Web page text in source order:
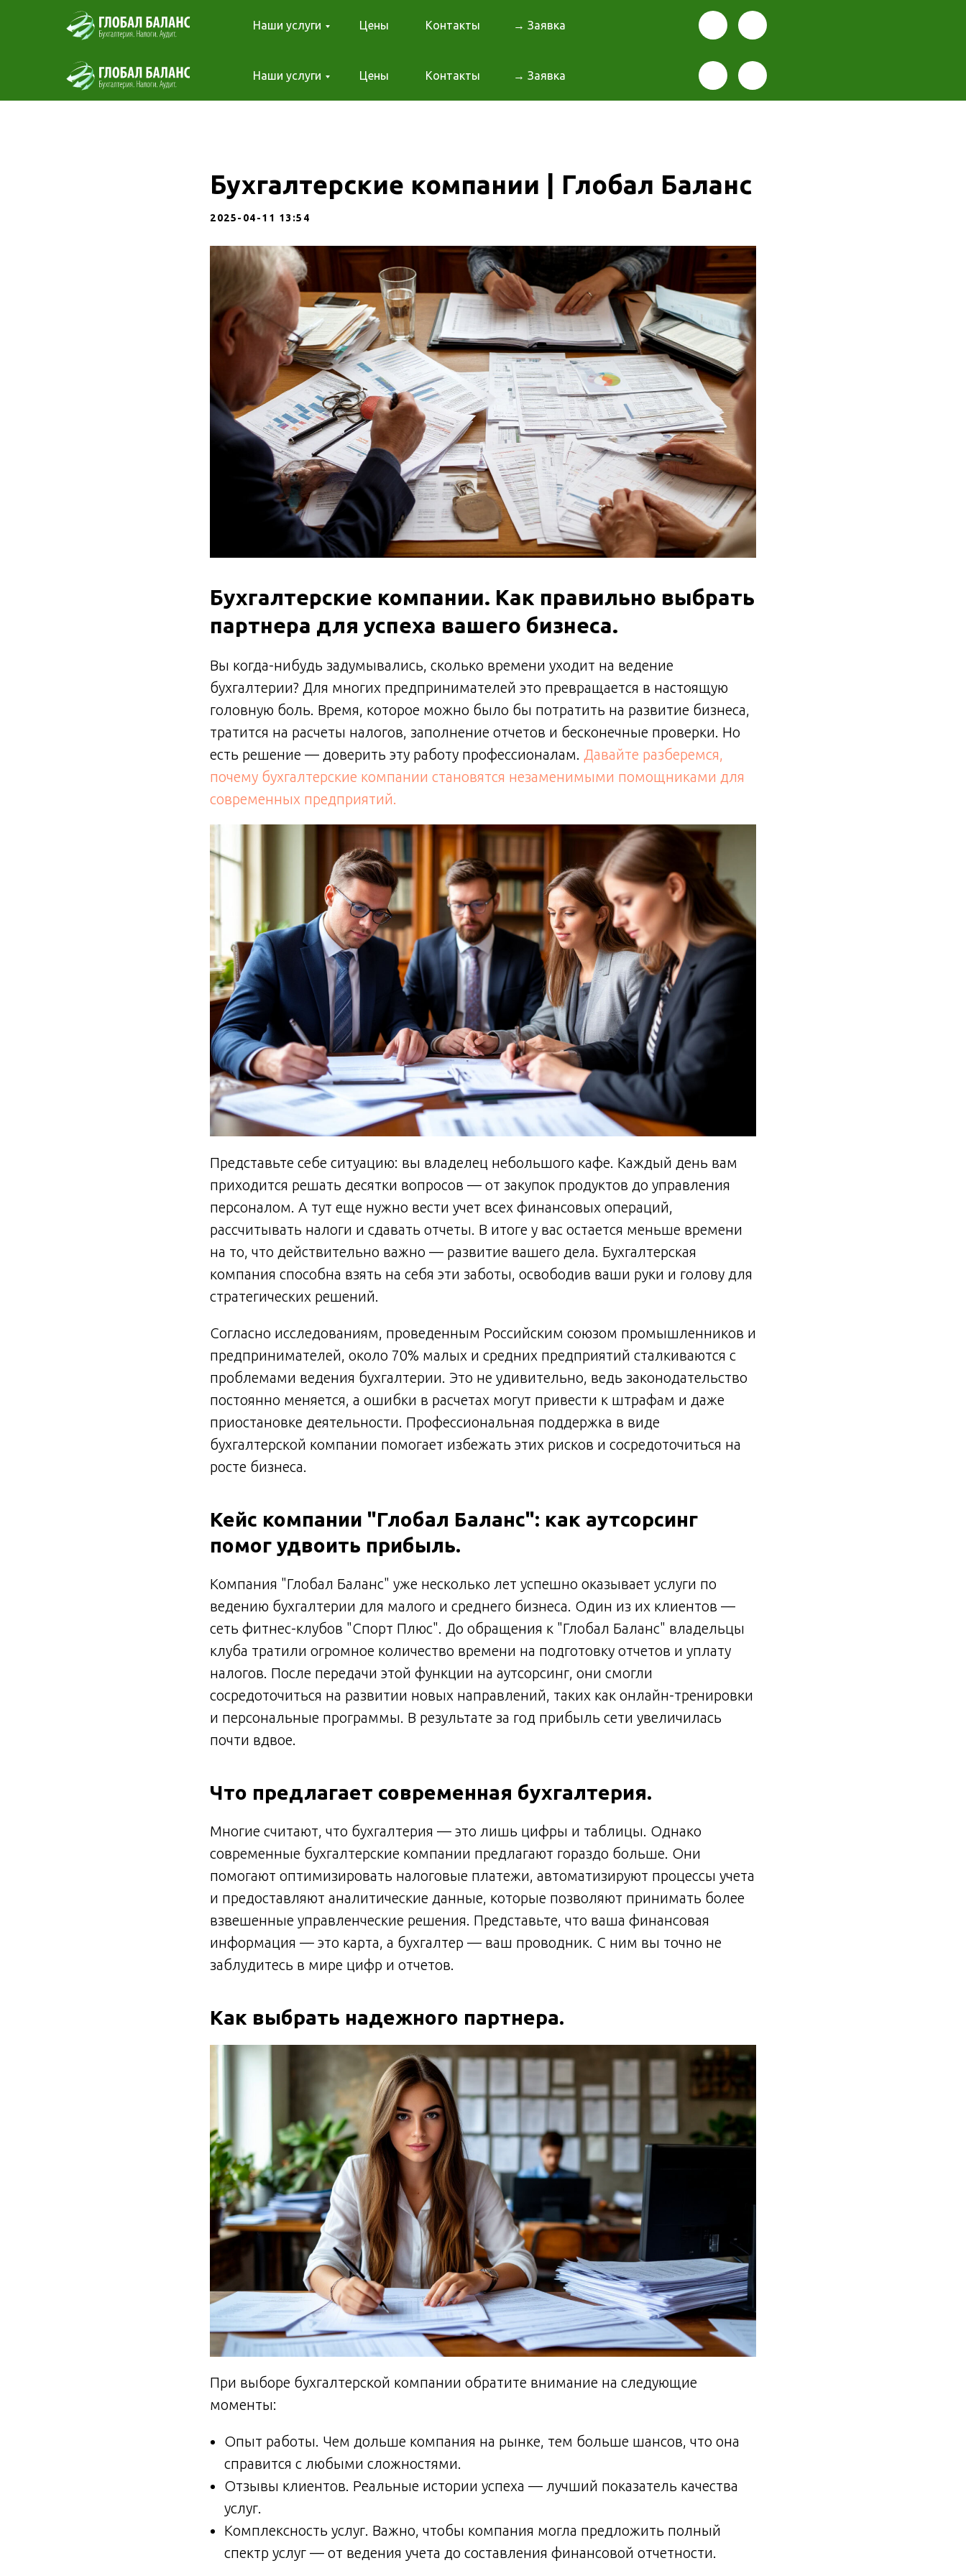
Наши услуги Цены Контакты → Заявка
Наши услуги Цены Контакты → Заявка
Бухгалтерские компании | Глобал Баланс
2025-04-11 13:54
Бухгалтерские компании. Как правильно выбрать
партнера для успеха вашего бизнеса.
Вы когда-нибудь задумывались, сколько времени уходит на ведение
бухгалтерии? Для многих предпринимателей это превращается в настоящую
головную боль. Время, которое можно было бы потратить на развитие бизнеса,
тратится на расчеты налогов, заполнение отчетов и бесконечные проверки. Но
есть решение — доверить эту работу профессионалам. Давайте разберемся,
почему бухгалтерские компании становятся незаменимыми помощниками для
современных предприятий.
Представьте себе ситуацию: вы владелец небольшого кафе. Каждый день вам
приходится решать десятки вопросов — от закупок продуктов до управления
персоналом. А тут еще нужно вести учет всех финансовых операций,
рассчитывать налоги и сдавать отчеты. В итоге у вас остается меньше времени
на то, что действительно важно — развитие вашего дела. Бухгалтерская
компания способна взять на себя эти заботы, освободив ваши руки и голову для
стратегических решений.
Согласно исследованиям, проведенным Российским союзом промышленников и
предпринимателей, около 70% малых и средних предприятий сталкиваются с
проблемами ведения бухгалтерии. Это не удивительно, ведь законодательство
постоянно меняется, а ошибки в расчетах могут привести к штрафам и даже
приостановке деятельности. Профессиональная поддержка в виде
бухгалтерской компании помогает избежать этих рисков и сосредоточиться на
росте бизнеса.
Кейс компании "Глобал Баланс": как аутсорсинг
помог удвоить прибыль.
Компания "Глобал Баланс" уже несколько лет успешно оказывает услуги по
ведению бухгалтерии для малого и среднего бизнеса. Один из их клиентов —
сеть фитнес-клубов "Спорт Плюс". До обращения к "Глобал Баланс" владельцы
клуба тратили огромное количество времени на подготовку отчетов и уплату
налогов. После передачи этой функции на аутсорсинг, они смогли
сосредоточиться на развитии новых направлений, таких как онлайн-тренировки
и персональные программы. В результате за год прибыль сети увеличилась
почти вдвое.
Что предлагает современная бухгалтерия.
Многие считают, что бухгалтерия — это лишь цифры и таблицы. Однако
современные бухгалтерские компании предлагают гораздо больше. Они
помогают оптимизировать налоговые платежи, автоматизируют процессы учета
и предоставляют аналитические данные, которые позволяют принимать более
взвешенные управленческие решения. Представьте, что ваша финансовая
информация — это карта, а бухгалтер — ваш проводник. С ним вы точно не
заблудитесь в мире цифр и отчетов.
Как выбрать надежного партнера.
При выборе бухгалтерской компании обратите внимание на следующие
моменты:
Опыт работы. Чем дольше компания на рынке, тем больше шансов, что она
справится с любыми сложностями.
Отзывы клиентов. Реальные истории успеха — лучший показатель качества
услуг.
Комплексность услуг. Важно, чтобы компания могла предложить полный
спектр услуг — от ведения учета до составления финансовой отчетности.